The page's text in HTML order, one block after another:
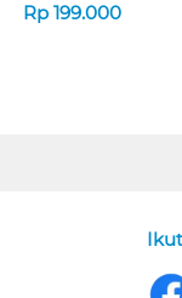
Rp 199.000